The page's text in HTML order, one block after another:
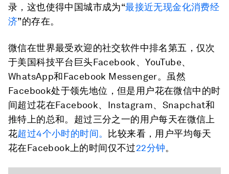
录，这也使得中国城市成为“最接近无现金化消费经
济”的存在。
微信在世界最受欢迎的社交软件中排名第五，仅次
于美国科技平台巨头Facebook、YouTube、
WhatsApp和Facebook Messenger。虽然
Facebook处于领先地位，但是用户花在微信中的时
间超过花在Facebook、Instagram、Snapchat和
推特上的总和。超过三分之一的用户每天在微信上
花超过4个小时的时间。
比较来看，用户平均每天
花在Facebook上的时间仅不过22分钟。